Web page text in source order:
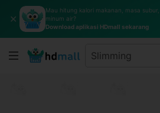
✕
Mau hitung kalori makanan, masa
minum air?
Download aplikasi HDmall sekarang